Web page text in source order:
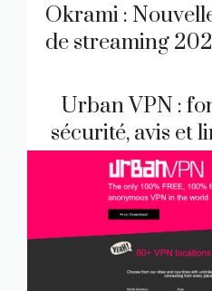
Okrami :
de streaming
alternatives
Urban VPN :
sécurité, avis et